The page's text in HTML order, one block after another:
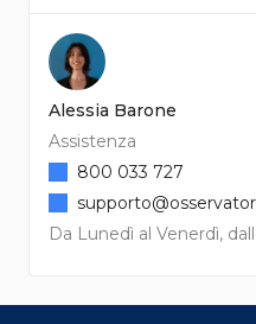
Alessia Barone
Assistenza
Da Lunedì al Venerdì,
800 033 727